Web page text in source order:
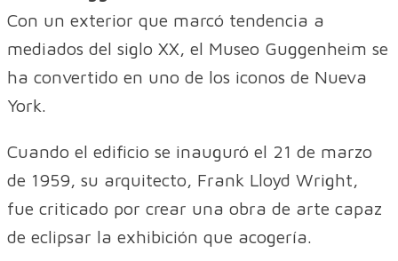
Con un exterior que marcó tendencia a
mediados del siglo XX, el Museo Guggenheim se
ha convertido en uno de los iconos de Nueva
York.
Cuando el edificio se inauguró el 21 de marzo
de 1959, su arquitecto, Frank Lloyd Wright,
fue criticado por crear una obra de arte capaz
de eclipsar la exhibición que acogería.